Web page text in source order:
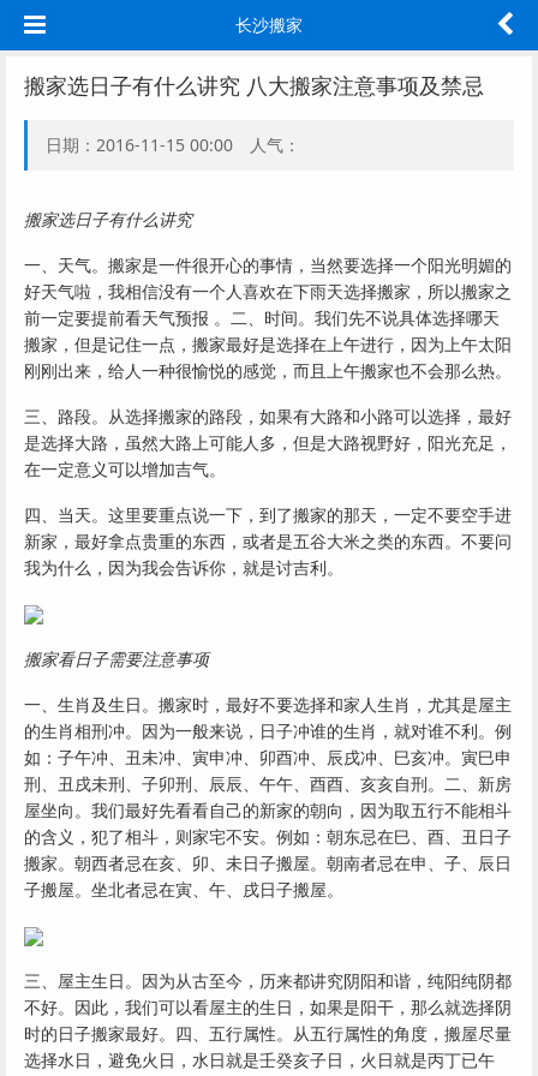
长沙搬家
搬家选日子有什么讲究 八大搬家注意事项及禁忌
日期：2016-11-15 00:00 人气：
搬家选日子有什么讲究
一、天气。搬家是一件很开心的事情，当然要选择一个阳光明媚的
好天气啦，我相信没有一个人喜欢在下雨天选择搬家，所以搬家之
前一定要提前看天气预报 。二、时间。我们先不说具体选择哪天
搬家，但是记住一点，搬家最好是选择在上午进行，因为上午太阳
刚刚出来，给人一种很愉悦的感觉，而且上午搬家也不会那么热。
三、路段。从选择搬家的路段，如果有大路和小路可以选择，最好
是选择大路，虽然大路上可能人多，但是大路视野好，阳光充足，
在一定意义可以增加吉气。
四、当天。这里要重点说一下，到了搬家的那天，一定不要空手进
新家，最好拿点贵重的东西，或者是五谷大米之类的东西。不要问
我为什么，因为我会告诉你，就是讨吉利。
搬家看日子需要注意事项
一、生肖及生日。搬家时，最好不要选择和家人生肖，尤其是屋主
的生肖相刑冲。因为一般来说，日子冲谁的生肖，就对谁不利。例
如：子午冲、丑未冲、寅申冲、卯酉冲、辰戌冲、巳亥冲。寅巳申
刑、丑戌未刑、子卯刑、辰辰、午午、酉酉、亥亥自刑。二、新房
屋坐向。我们最好先看看自己的新家的朝向，因为取五行不能相斗
的含义，犯了相斗，则家宅不安。例如：朝东忌在巳、酉、丑日子
搬家。朝西者忌在亥、卯、未日子搬屋。朝南者忌在申、子、辰日
子搬屋。坐北者忌在寅、午、戌日子搬屋。
三、屋主生日。因为从古至今，历来都讲究阴阳和谐，纯阳纯阴都
不好。因此，我们可以看屋主的生日，如果是阳干，那么就选择阴
时的日子搬家最好。四、五行属性。从五行属性的角度，搬屋尽量
选择水日，避免火日，水日就是壬癸亥子日，火日就是丙丁已午